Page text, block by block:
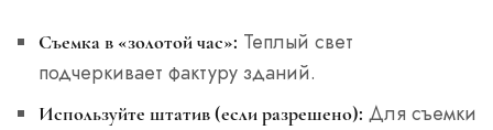
Съемка в «золотой час»: Теплый свет
подчеркивает фактуру зданий.
Используйте штатив (если разрешено): Для съемки